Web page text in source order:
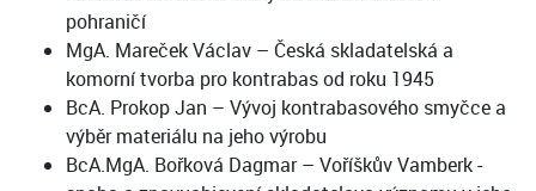
pohraničí
MgA. Mareček Václav – Česká skladatelská a
komorní tvorba pro kontrabas od roku 1945
BcA. Prokop Jan – Vývoj kontrabasového smyčce a
výběr materiálu na jeho výrobu
BcA.MgA. Bořková Dagmar – Voříškův Vamberk -